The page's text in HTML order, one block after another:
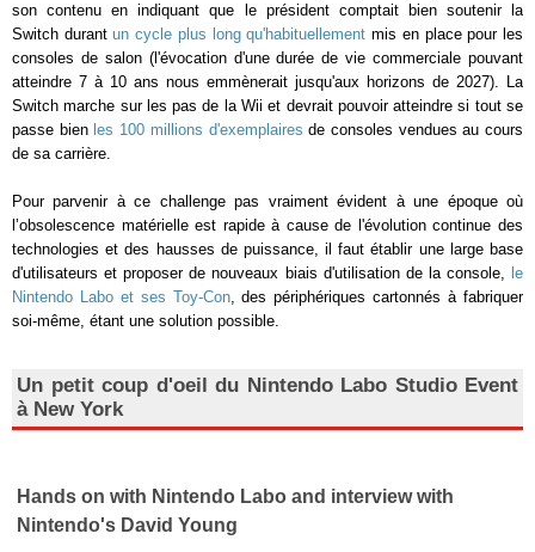
son contenu en indiquant que le président comptait bien soutenir la
Switch durantun cycle plus long qu'habituellement mis en place pour les
consoles de salon (l'évocation d'une durée de vie commerciale pouvant
atteindre 7 à 10 ans nous emmènerait jusqu'aux horizons de 2027). La
Switch marche sur les pas de la Wii et devrait pouvoir atteindre si tout se
passe bien les 100 millions d'exemplaires de consoles vendues au cours
de sa carrière.
Pour parvenir à ce challenge pas vraiment évident à une époque où
l’obsolescence matérielle est rapide à cause de l'évolution continue des
technologies et des hausses de puissance, il faut établir une large base
d'utilisateurs et proposer de nouveaux biais d'utilisation de la console, le
Nintendo Labo et ses Toy-Con, des périphériques cartonnés à fabriquer
soi-même, étant une solution possible.
Un petit coup d'oeil du Nintendo Labo Studio Event
à New York
Hands on with Nintendo Labo and interview with
Nintendo's David Young